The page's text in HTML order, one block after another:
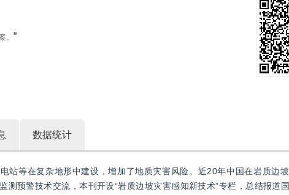
。 ”
数据统计
站等在复杂地形中建设，增加了地质灾害风险。近20年中国在岩质边
预警技术交流，本刊开设“岩质边坡灾害感知新技术”专栏，总结报道